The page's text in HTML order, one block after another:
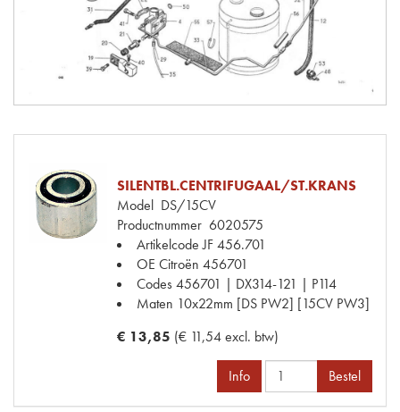
SILENTBL.CENTRIFUGAAL/ST.KRANS
Model DS/15CV
Productnummer 6020575
Artikelcode JF456.701
OE Citroën 456701
Codes456701 | DX314-121 | P114
Maten 10x22mm [DS PW2] [15CV PW3]
€ 13,85 (€ 11,54 excl. btw)
Info Bestel